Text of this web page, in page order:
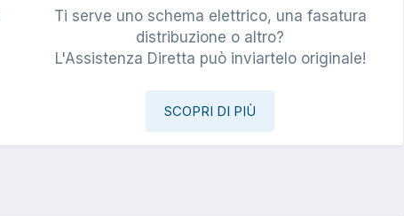
Ti serve uno schema elettrico, una fasatura
distribuzione o altro?
L'Assistenza Diretta può inviartelo originale!
SCOPRI DI PIÙ